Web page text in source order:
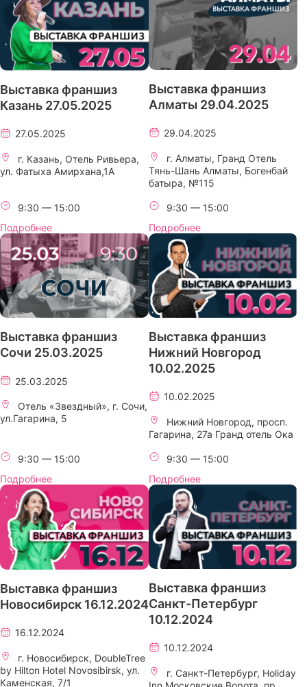
Выставка франшиз
Казань 27.05.2025
27.05.2025
г. Казань, Отель Ривьера,
ул. Фатыха Амирхана,1А
9:30 — 15:00
Подробнее
Выставка франшиз
Алматы 29.04.2025
29.04.2025
г. Алматы, Гранд Отель
Тянь-Шань Алматы, Богенбай
батыра, №115
9:30 — 15:00
Подробнее
Выставка франшиз
Сочи 25.03.2025
25.03.2025
Отель «Звездный», г. Сочи,
ул.Гагарина, 5
9:30 — 15:00
Подробнее
Выставка франшиз
Нижний Новгород
10.02.2025
10.02.2025
Нижний Новгород, просп.
Гагарина, 27а Гранд отель Ока
9:30 — 15:00
Подробнее
Выставка франшиз
Новосибирск 16.12.2024
16.12.2024
г. Новосибирск, DoubleTree
by Hilton Hotel Novosibirsk, ул.
Каменская, 7/1
Выставка франшиз
Санкт-Петербург
10.12.2024
10.12.2024
г. Санкт-Петербург, Holiday